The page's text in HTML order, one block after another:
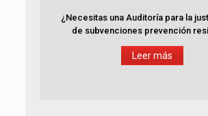
¿Necesitas una Auditoría para la
de subvenciones prevención
Leer más